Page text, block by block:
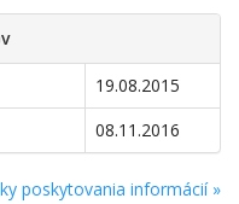
19.08.2015
08.11.2016
poskytovania informácií »